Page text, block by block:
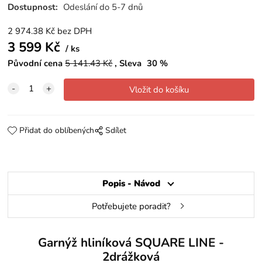
Dostupnost: Odeslání do 5-7 dnů
2 974.38 Kč bez DPH
3 599 Kč
ks
Původní cena 5 141.43Kč Sleva 30 %
Přidat do oblíbených Sdílet
Popis - Návod
Potřebujete poradit?
Garnýž hliníková SQUARE LINE -
2drážková